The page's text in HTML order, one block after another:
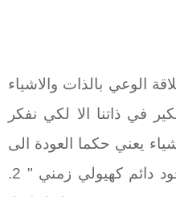
الوعي بالذات والاشياء
في ذاتنا الا لكي نفكر
يعني حكما العودة الى
ذاتنا" 1 ويضيف " الفكر كوجود دائم كهيولي زمني " 2.